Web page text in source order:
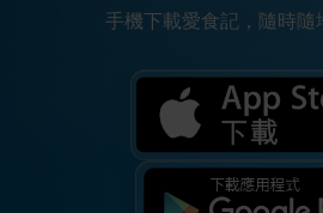
手機下載愛食記，隨時隨